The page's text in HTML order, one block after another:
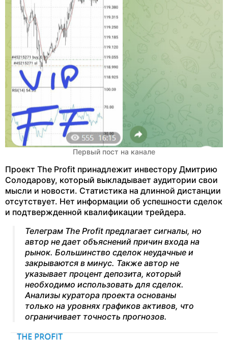
Первый пост на канале
Проект The Profit принадлежит инвестору Дмитрию
Солодарову, который выкладывает аудитории свои
мысли и новости. Статистика на длинной дистанции
отсутствует. Нет информации об успешности сделок
и подтвержденной квалификации трейдера.
Телеграм The Profit предлагает сигналы, но
автор не дает объяснений причин входа на
рынок. Большинство сделок неудачные и
закрываются в минус. Также автор не
указывает процент депозита, который
необходимо использовать для сделок.
Анализы куратора проекта основаны
только на уровнях графиков активов, что
ограничивает точность прогнозов.